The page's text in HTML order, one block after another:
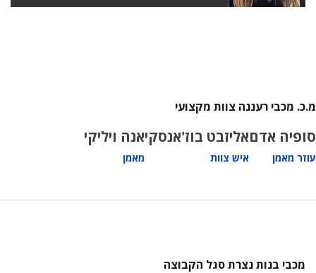
מ.כ. מכבי רעננה צוות מקצועי
סופיה אדם
עוזר מאמן
אליזבט בוז'אנסקי
איש צוות
אנה ויליקי
מאמן
מכבי בנות נצרת סגל הקבוצה